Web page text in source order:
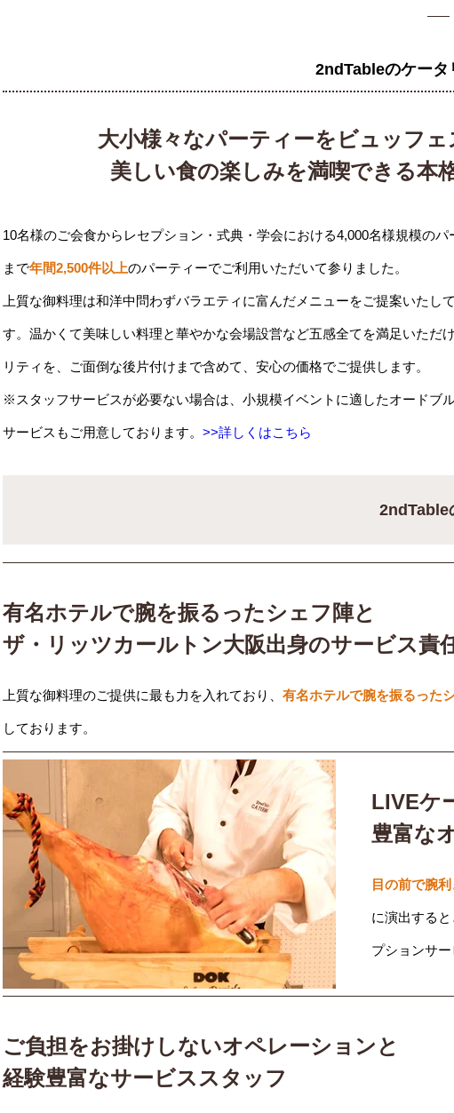
2ndTableのケータ
大小様々なパーティーをビュッフ
美しい食の楽しみを満喫できる本
10名様のご会食からレセプション・式典・学会における4,000名様規模のパ
まで年間2,500件以上のパーティーでご利用いただいて参りました。
上質な御料理は和洋中問わずバラエティに富んだメニューをご提案いたし
す。温かくて美味しい料理と華やかな会場設営など五感全てを満足いただ
リティを、ご面倒な後片付けまで含めて、安心の価格でご提供します。
※スタッフサービスが必要ない場合は、小規模イベントに適したオードブ
サービスもご用意しております。 >>詳しくはこちら
2ndTable
有名ホテルで腕を振るったシェフ陣と
ザ・リッツカールトン大阪出身のサービス責
上質な御料理のご提供に最も力を入れており、 有名ホテルで腕を振るった
しております。
LIVEケ
豊富な
目の前で腕
に演出する
プションサー
ご負担をお掛けしないオペレーションと
経験豊富なサービススタッフ